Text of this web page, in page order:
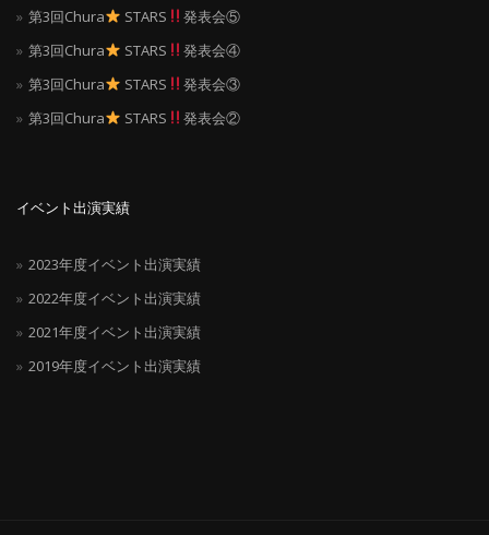
第3回Chura
STARS
発表会⑤
第3回Chura
STARS
発表会④
第3回Chura
STARS
発表会③
第3回Chura
STARS 発表会②
イベント出演実績
2023年度イベント出演実績
2022年度イベント出演実績
2021年度イベント出演実績
2019年度イベント出演実績